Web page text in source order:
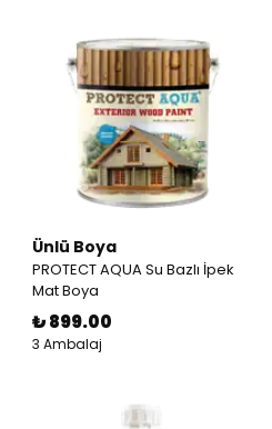
Ünlü Boya
PROTECT AQUA Su Bazlı İpek
Mat Boya
₺ 899.00
3 Ambalaj